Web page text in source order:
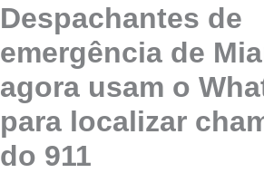
Despachantes de
emergência de
agora usam o
para localizar
do 911